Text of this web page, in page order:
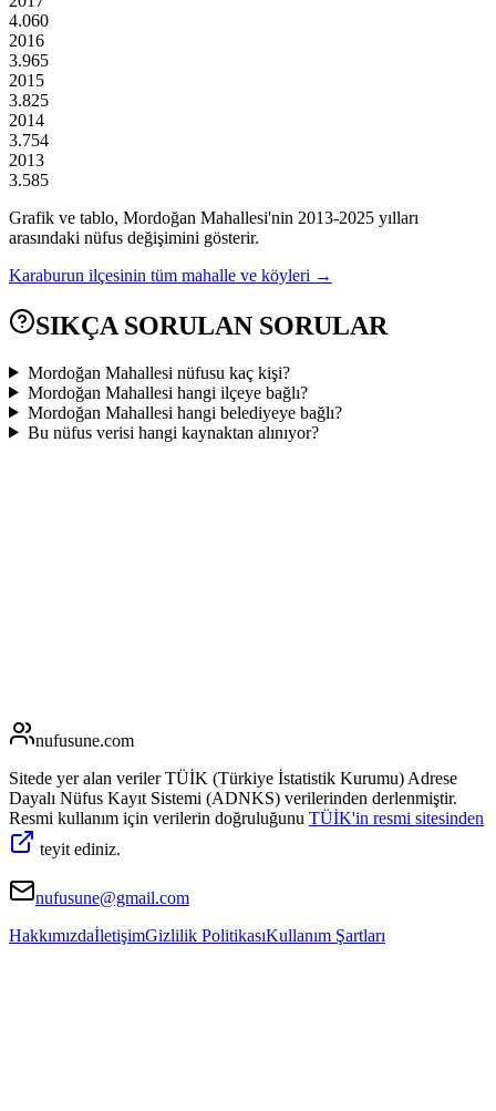
4.060
2016
3.965
2015
3.825
2014
3.754
2013
3.585
Grafik ve tablo, Mordoğan Mahallesi'nin 2013-2025 yılları
arasındaki nüfus değişimini gösterir.
Karaburun ilçesinin tüm mahalle ve köyleri →
SIKÇA SORULAN SORULAR
Mordoğan Mahallesi nüfusu kaç kişi?
Mordoğan Mahallesi hangi ilçeye bağlı?
Mordoğan Mahallesi hangi belediyeye bağlı?
Bu nüfus verisi hangi kaynaktan alınıyor?
nufusune.com
Sitede yer alan veriler TÜİK (Türkiye İstatistik Kurumu) Adrese
Dayalı Nüfus Kayıt Sistemi (ADNKS) verilerinden derlenmiştir.
Resmi kullanım için verilerin doğruluğunu TÜİK'in resmi sitesinden
teyit ediniz.
nufusune@gmail.com
HakkımızdaİletişimGizlilik PolitikasıKullanım Şartları